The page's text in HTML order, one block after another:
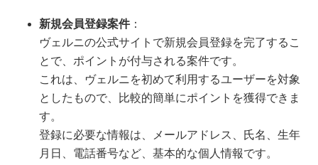
新規会員登録案件：
ヴェルニの公式サイトで新規会員登録を完了するこ
とで、ポイントが付与される案件です。
これは、ヴェルニを初めて利用するユーザーを対象
としたもので、比較的簡単にポイントを獲得できま
す。
登録に必要な情報は、メールアドレス、氏名、生年
月日、電話番号など、基本的な個人情報です。